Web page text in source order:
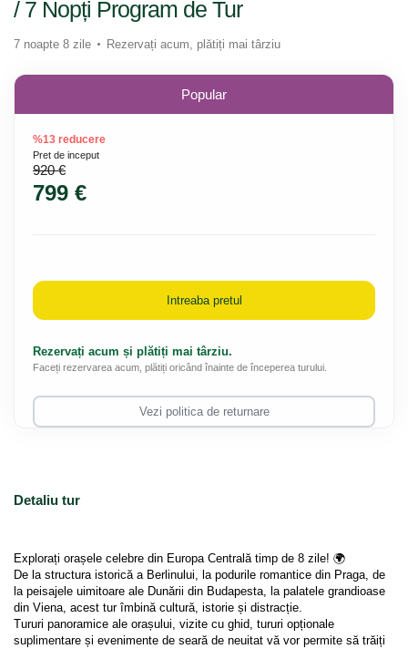
Detaliu tur
Explorați orașele celebre din Europa Centrală timp de 8 zile! 🌍
De la structura istorică a Berlinului, la podurile romantice din Praga, de
la peisajele uimitoare ale Dunării din Budapesta, la palatele grandioase
din Viena, acest tur îmbină cultură, istorie și distracție.
Tururi panoramice ale orașului, vizite cu ghid, tururi opționale
suplimentare și evenimente de seară de neuitat vă vor permite să trăiți
/ 7 Nopți Program de Tur
7 noapte 8 zile Rezervați acum, plătiți mai târziu
Popular
%13 reducere
Pret de inceput
920 €
799 €
Intreaba pretul
Rezervați acum și plătiți mai târziu.
Faceți rezervarea acum, plătiți oricând înainte de începerea turului.
Vezi politica de returnare